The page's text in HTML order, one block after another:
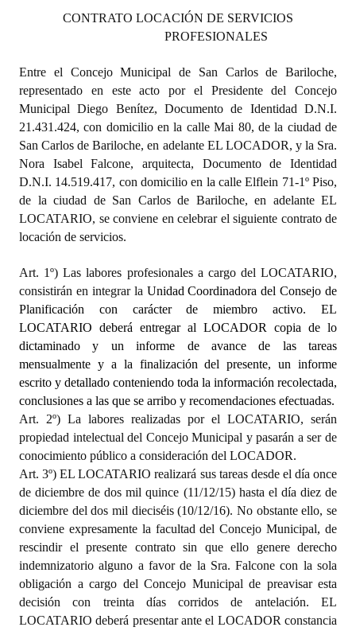
CONTRATO LOCACIÓN DE SERVICIOS
PROFESIONALES
Entre el Concejo Municipal de San Carlos de Bariloche,
representado en este acto por el Presidente del Concejo
Municipal Diego Benítez, Documento de Identidad D.N.I.
21.431.424, con domicilio en la calle Mai 80, de la ciudad de
San Carlos de Bariloche, en adelante EL LOCADOR, y la Sra.
Nora Isabel Falcone, arquitecta, Documento de Identidad
D.N.I. 14.519.417, con domicilio en la calle Elflein 71-1º Piso,
de la ciudad de San Carlos de Bariloche, en adelante EL
LOCATARIO, se conviene en celebrar el siguiente contrato de
locación de servicios.
Art. 1º) Las labores profesionales a cargo del LOCATARIO,
consistirán en integrar la Unidad Coordinadora del Consejo de
Planificación con carácter de miembro activo. EL
LOCATARIO deberá entregar al LOCADOR copia de lo
dictaminado y un informe de avance de las tareas
mensualmente y a la finalización del presente, un informe
escrito y detallado conteniendo toda la información recolectada,
conclusiones a las que se arribo y recomendaciones efectuadas.
Art. 2º) La labores realizadas por el LOCATARIO, serán
propiedad intelectual del Concejo Municipal y pasarán a ser de
conocimiento público a consideración del LOCADOR.
Art. 3º) EL LOCATARIO realizará sus tareas desde el día once
de diciembre de dos mil quince (11/12/15) hasta el día diez de
diciembre del dos mil dieciséis (10/12/16). No obstante ello, se
conviene expresamente la facultad del Concejo Municipal, de
rescindir el presente contrato sin que ello genere derecho
indemnizatorio alguno a favor de la Sra. Falcone con la sola
obligación a cargo del Concejo Municipal de preavisar esta
decisión con treinta días corridos de antelación. EL
LOCATARIO deberá presentar ante el LOCADOR constancia